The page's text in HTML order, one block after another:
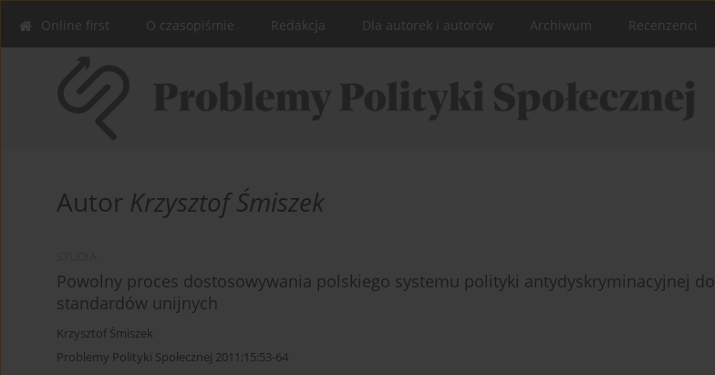
Online first O czasopiśmie Redakcja Dla autorek i autorów Archiwum Recenzenci
Autor Krzysztof Śmiszek
Powolny proces dostosowywania polskiego systemu polityki antydyskryminacyjnej do
standardów unijnych
Krzysztof Śmiszek
Problemy Polityki Społecznej 2011;15:53-64